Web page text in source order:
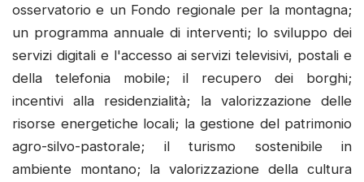
osservatorio e un Fondo regionale per la montagna;
un programma annuale di interventi; lo sviluppo dei
servizi digitali e l'accesso ai servizi televisivi, postali e
della telefonia mobile; il recupero dei borghi;
incentivi alla residenzialità; la valorizzazione delle
risorse energetiche locali; la gestione del patrimonio
agro-silvo-pastorale; il turismo sostenibile in
ambiente montano; la valorizzazione della cultura